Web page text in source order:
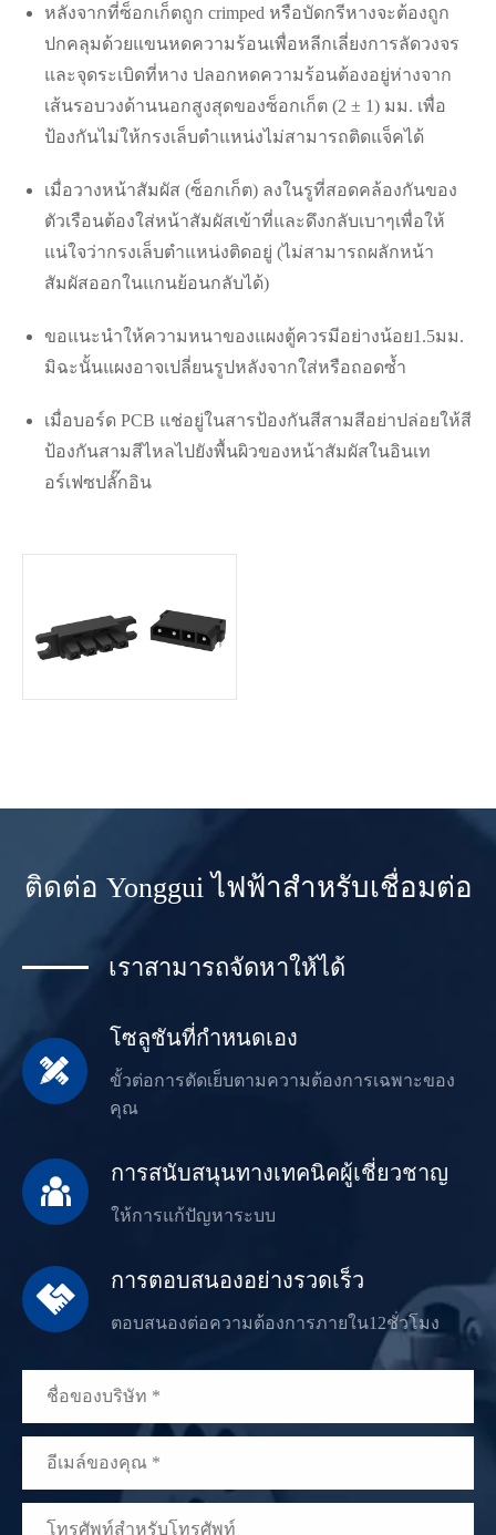
หลังจากที่ซ็อกเก็ตถูก crimped หรือบัดกรีหางจะต้องถูก
ปกคลุมด้วยแขนหดความร้อนเพื่อหลีกเลี่ยงการลัดวงจร
และจุดระเบิดที่หาง ปลอกหดความร้อนต้องอยู่ห่างจาก
เส้นรอบวงด้านนอกสูงสุดของซ็อกเก็ต (2 ± 1) มม. เพื่อ
ป้องกันไม่ให้กรงเล็บตำแหน่งไม่สามารถติดแจ็คได้
เมื่อวางหน้าสัมผัส (ซ็อกเก็ต) ลงในรูที่สอดคล้องกันของ
ตัวเรือนต้องใส่หน้าสัมผัสเข้าที่และดึงกลับเบาๆเพื่อให้
แน่ใจว่ากรงเล็บตำแหน่งติดอยู่ (ไม่สามารถผลักหน้า
สัมผัสออกในแกนย้อนกลับได้)
ขอแนะนำให้ความหนาของแผงตู้ควรมีอย่างน้อย1.5มม.
มิฉะนั้นแผงอาจเปลี่ยนรูปหลังจากใส่หรือถอดซ้ำ
เมื่อบอร์ด PCB แช่อยู่ในสารป้องกันสีสามสีอย่าปล่อยให้สี
ป้องกันสามสีไหลไปยังพื้นผิวของหน้าสัมผัสในอินเท
อร์เฟซปลั๊กอิน
ติดต่อ Yonggui ไฟฟ้าสำหรับเชื่อมต่อ
เราสามารถจัดหาให้ได้

โซลูชันที่กำหนดเอง
ขั้วต่อการตัดเย็บตามความต้องการเฉพาะของ
คุณ

การสนับสนุนทางเทคนิคผู้เชี่ยวชาญ
ให้การแก้ปัญหาระบบ

การตอบสนองอย่างรวดเร็ว
ตอบสนองต่อความต้องการภายใน12ชั่วโมง